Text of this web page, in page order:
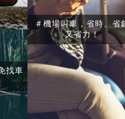
找車
＃機場叫車，省時、省
又省力！